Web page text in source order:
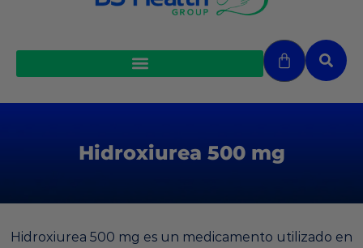
Hidroxiurea 500 mg
Hidroxiurea 500 mg es un medicamento utilizado en